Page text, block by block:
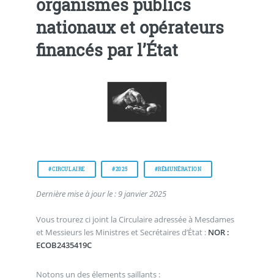
organismes publics
nationaux et opérateurs
financés par l’État
#CIRCULAIRE #2025 #RÉMUNÉRATION
Dernière mise à jour le : 9 janvier 2025
Vous trourez ci joint la Circulaire adressée à Mesdames
et Messieurs les Ministres et Secrétaires d’État : NOR :
ECOB2435419C
Notons un des élements saillants :